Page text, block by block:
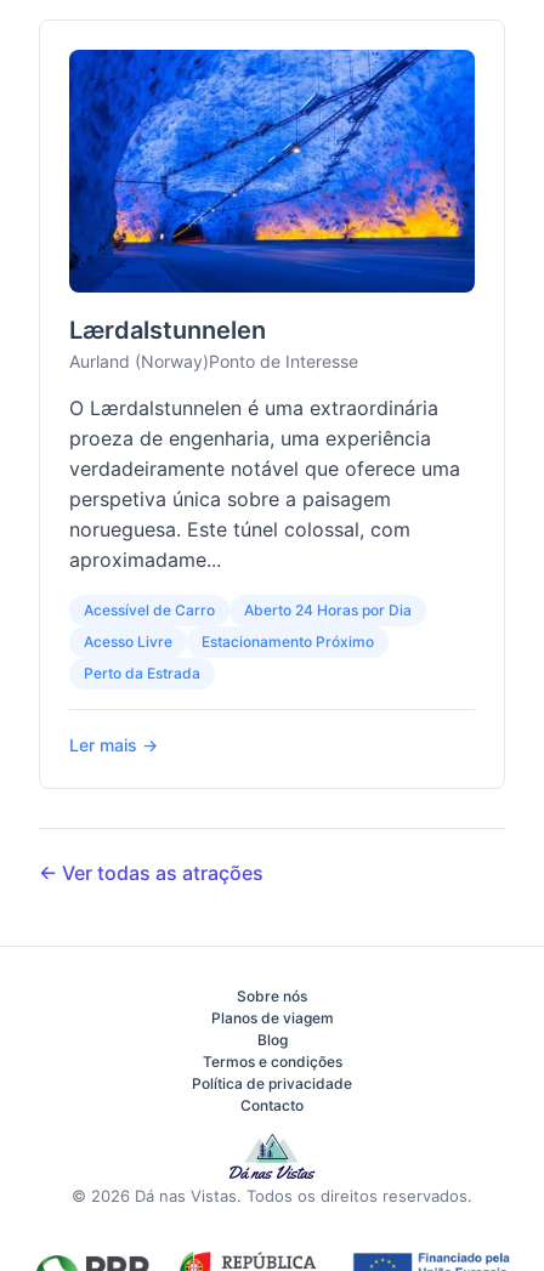
Lærdalstunnelen
Aurland (Norway)Ponto de Interesse
O Lærdalstunnelen é uma extraordinária
proeza de engenharia, uma experiência
verdadeiramente notável que oferece uma
perspetiva única sobre a paisagem
norueguesa. Este túnel colossal, com
aproximadame...
Acessível de Carro
Aberto 24 Horas por Dia
Acesso Livre
Estacionamento Próximo
Perto da Estrada
Ler mais →
← Ver todas as atrações
Sobre nós
Planos de viagem
Blog
Termos e condições
Política de privacidade
Contacto
© 2026 Dá nas Vistas. Todos os direitos reservados.